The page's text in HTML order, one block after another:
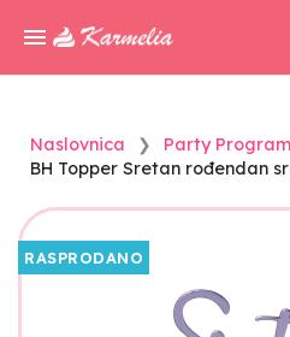
Naslovnica
Party Program
BH Topper Sretan rođendan
RASPRODANO